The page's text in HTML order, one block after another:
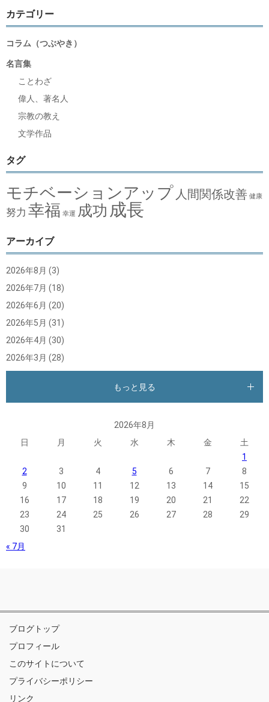
カテゴリー
コラム（つぶやき）
名言集
ことわざ
偉人、著名人
宗教の教え
文学作品
タグ
モチベーションアップ 人間関係改善 健康
努力 幸福 幸運 成功 成長
アーカイブ
2026年8月 (3)
2026年7月 (18)
2026年6月 (20)
2026年5月 (31)
2026年4月 (30)
2026年3月 (28)
もっと見る
2026年8月
日
月 火 水 木 金
土
1
2
3 4 5 6 7
8
9
10 11 12 13 14
15
16
17 18 19 20 21
22
23
24 25 26 27 28
29
30
31
« 7月
ブログトップ
プロフィール
このサイトについて
プライバシーポリシー
リンク